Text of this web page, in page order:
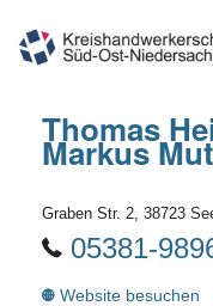
Thomas
Markus
Graben Str. 2, 38723
05381-
Website besuchen